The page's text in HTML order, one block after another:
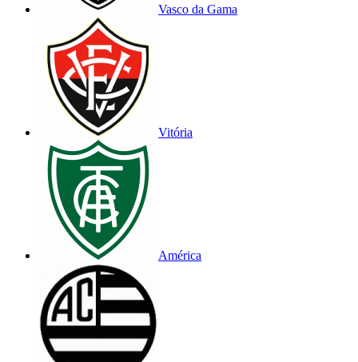
Vasco da Gama
Vitória
América